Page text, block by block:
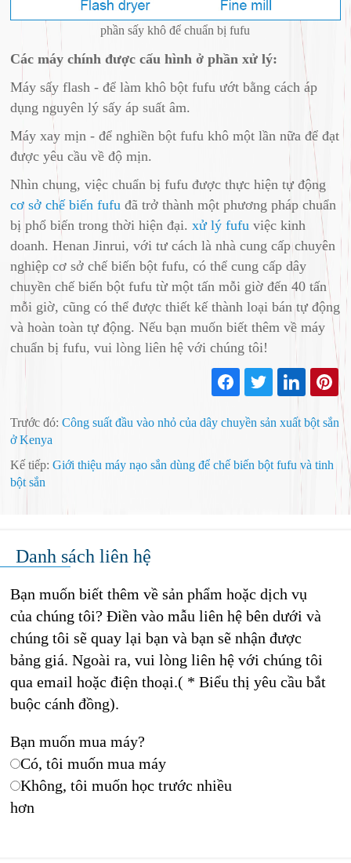
phần sấy khô để chuẩn bị fufu
Các máy chính được cấu hình ở phần xử lý:
Máy sấy flash - để làm khô bột fufu ướt bằng cách áp
dụng nguyên lý sấy áp suất âm.
Máy xay mịn - để nghiền bột fufu khô một lần nữa để đạt
được yêu cầu về độ mịn.
Nhìn chung, việc chuẩn bị fufu được thực hiện tự động
cơ sở chế biến fufu đã trở thành một phương pháp chuẩn
bị phổ biến trong thời hiện đại. xử lý fufu việc kinh
doanh. Henan Jinrui, với tư cách là nhà cung cấp chuyên
nghiệp cơ sở chế biến bột fufu, có thể cung cấp dây
chuyền chế biến bột fufu từ một tấn mỗi giờ đến 40 tấn
mỗi giờ, cũng có thể được thiết kế thành loại bán tự động
và hoàn toàn tự động. Nếu bạn muốn biết thêm về máy
chuẩn bị fufu, vui lòng liên hệ với chúng tôi!
Trước đó:Công suất đầu vào nhỏ của dây chuyền sản xuất bột sắn
ở Kenya
Kế tiếp:Giới thiệu máy nạo sắn dùng để chế biến bột fufu và tinh
bột sắn
Danh sách liên hệ
Bạn muốn biết thêm về sản phẩm hoặc dịch vụ
của chúng tôi? Điền vào mẫu liên hệ bên dưới và
chúng tôi sẽ quay lại bạn và bạn sẽ nhận được
bảng giá. Ngoài ra, vui lòng liên hệ với chúng tôi
qua email hoặc điện thoại.( * Biểu thị yêu cầu bắt
buộc cánh đồng).
Bạn muốn mua máy?
Có, tôi muốn mua máy
Không, tôi muốn học trước nhiều
hơn